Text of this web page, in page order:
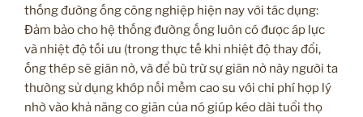
thống đường ống công nghiệp hiện nay với tác dụng:
Đảm bảo cho hệ thống đường ống luôn có được áp lực
và nhiệt độ tối ưu (trong thực tế khi nhiệt độ thay đổi,
ống thép sẽ giãn nở, và để bù trừ sự giãn nở này người ta
thường sử dụng khớp nối mềm cao su với chi phí hợp lý
nhờ vào khả năng co giãn của nó giúp kéo dài tuổi thọ